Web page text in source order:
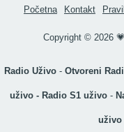
Početna Kontakt
Copyright © 2026
Radio Uživo- Otvoreni
uživo- Radio S1 uživo-
uživo